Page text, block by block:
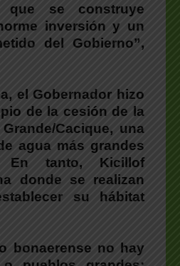
se construye
inversión y un
del Gobierno”,
el Gobernador hizo
de la cesión de la
Cacique, una
agua más grandes
tanto, Kicillof
donde se realizan
su hábitat
bonaerense no hay